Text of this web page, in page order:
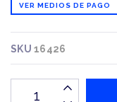
VER MEDIOS DE PAGO
SKU16426